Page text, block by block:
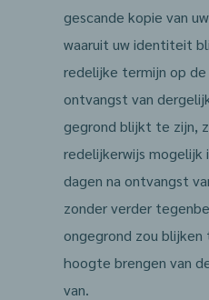
gescande kopie van
waaruit uw identiteit
redelijke termijn op
ontvangst van
gegrond blijkt te zijn,
redelijkerwijs mogelijk
dagen na ontvangst
zonder verder
ongegrond zou blijken
hoogte brengen van
van.